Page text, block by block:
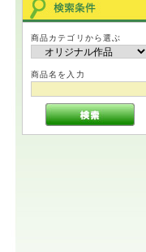
商品カテゴリから選ぶ
商品名を入力